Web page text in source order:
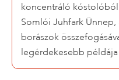
koncentráló kóstolóból
Somlói Juhfark Ünnep,
borászok
legérdekesebb